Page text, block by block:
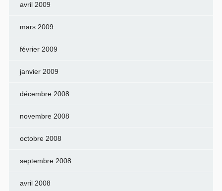
avril 2009
mars 2009
février 2009
janvier 2009
décembre 2008
novembre 2008
octobre 2008
septembre 2008
avril 2008